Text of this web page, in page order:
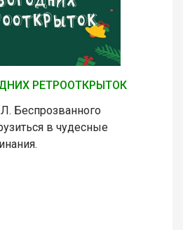
РЕТРООТКРЫТОК
Беспрозванного
в чудесные